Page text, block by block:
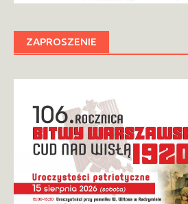
ZAPROSZENIE